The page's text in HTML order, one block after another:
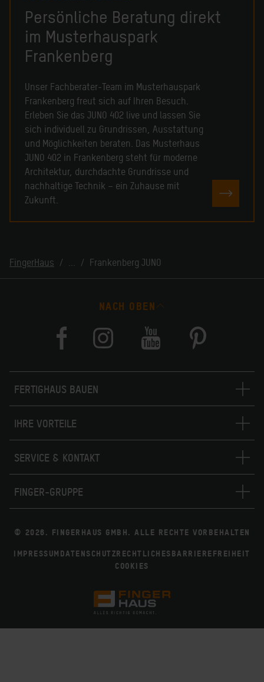
Persönliche Beratung direkt
im Musterhauspark
Frankenberg
Unser Fachberater-Team im Musterhauspark
Frankenberg freut sich auf Ihren Besuch.
Erleben Sie das JUNO 402 live und lassen Sie
sich individuell zu Grundrissen, Ausstattung
und Möglichkeiten beraten. Das Musterhaus
JUNO 402 in Frankenberg steht für moderne
Architektur, durchdachte Grundrisse und
nachhaltige Technik – ein Zuhause mit
Zukunft.
FingerHaus Frankenberg JUNO
NACH OBEN
FERTIGHAUS BAUEN
IHRE VORTEILE
SERVICE & KONTAKT
FINGER-GRUPPE
© 2026. FINGERHAUS GMBH. ALLE RECHTE VORBEHALTEN
IMPRESSUM DATENSCHUTZRECHTLICHESBARRIEREFREIHEIT
COOKIES